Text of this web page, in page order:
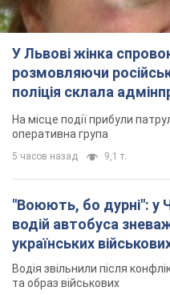
"Воюють, бо дурні": у
водій автобуса
українських
Відео
та образ військових
"Не слідкує за
Києві консультант
образив жінку після
розгорівся скандал.
зовнішності жінки,
"чоловічу стрижку"